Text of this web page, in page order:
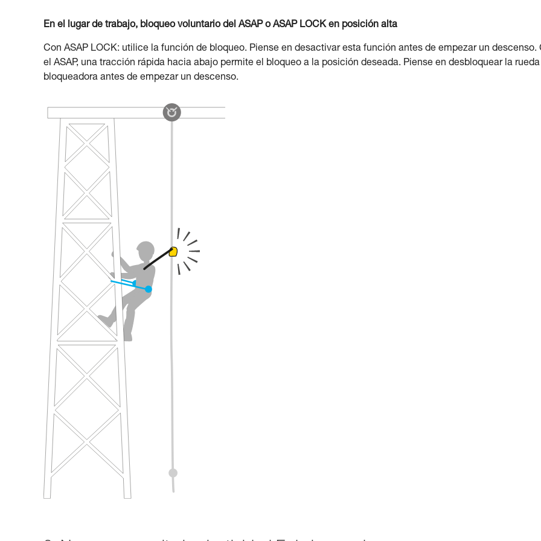
En el lugar de trabajo, bloqueo voluntario del ASAP o ASAP LOCK en posición alta
Con ASAP LOCK: utilice la función de bloqueo. Piense en desactivar esta función antes de empezar un descenso.
el ASAP, una tracción rápida hacia abajo permite el bloqueo a la posición deseada. Piense en desbloquear la rueda
bloqueadora antes de empezar un descenso.